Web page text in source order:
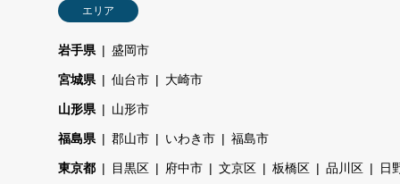
エリア
岩手県 盛岡市
宮城県 仙台市 大崎市
山形県 山形市
福島県 郡山市 いわき市 福島市
東京都 目黒区 府中市 文京区 板橋区 品川区 日